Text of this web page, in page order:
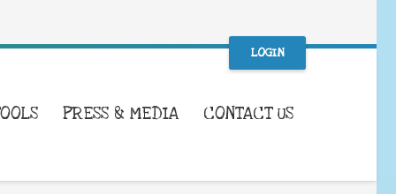
LOGIN
PRESS & MEDIA CONTACT US